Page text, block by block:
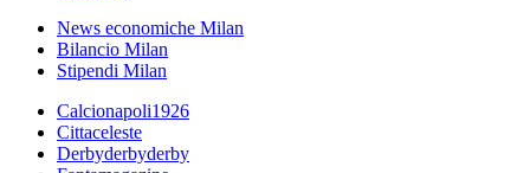
News economiche Milan
Bilancio Milan
Stipendi Milan
Calcionapoli1926
Cittaceleste
Derbyderbyderby